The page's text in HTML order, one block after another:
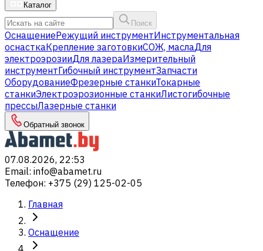
Каталог
Поиск
ОснащениеРежущий инструментИнструментальная
оснасткаКрепление заготовкиСОЖ, маслаДля
электроэрозииДля лазераИзмерительный
инструментГибочный инструментЗапчасти
ОборудованиеФрезерные станкиТокарные
станкиЭлектроэрозионные станкиЛистогибочные
прессыЛазерные станки
Обратный звонок
07.08.2026, 22:53
Email: info@abamet.ru
Телефон: +375 (29) 125-02-05
Главная
Оснащение